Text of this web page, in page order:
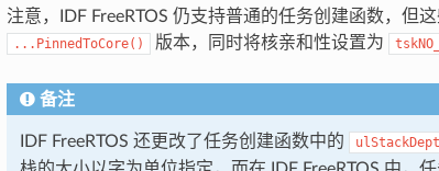
注意，IDF FreeRTOS 仍支持普通的任务创建函数，但
...PinnedToCore() 版本，同时将核亲和性设置为
备注
IDF FreeRTOS 还更改了任务创建函数中的